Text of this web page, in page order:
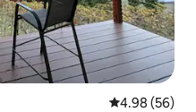
平均评分 4.98
4.98 (56)